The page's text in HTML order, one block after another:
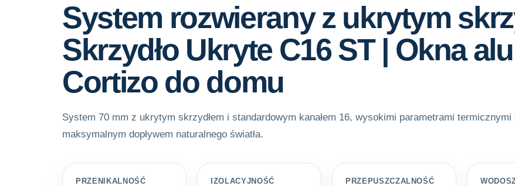
System rozwierany z ukrytym
Skrzydło Ukryte C16 ST | Okna
Cortizo do domu
System 70 mm z ukrytym skrzydłem i standardowym kanałem 16, wysokimi parametrami
maksymalnym dopływem naturalnego światła.
PRZENIKALNOŚĆ
IZOLACYJNOŚĆ
PRZEPUSZCZALNOŚĆ